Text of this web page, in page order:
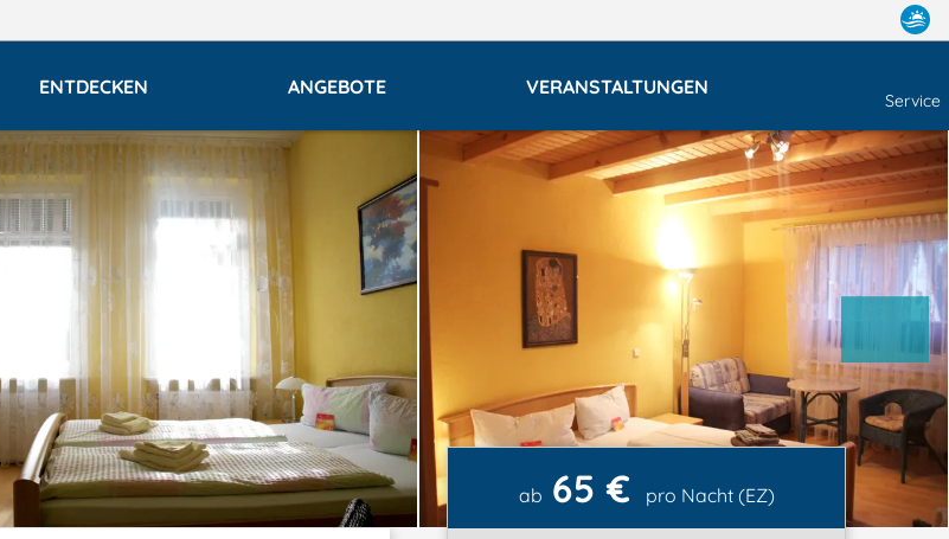
ENTDECKEN ANGEBOTE VERANSTALTUNGEN
Service
ab 65 € pro Nacht (EZ)